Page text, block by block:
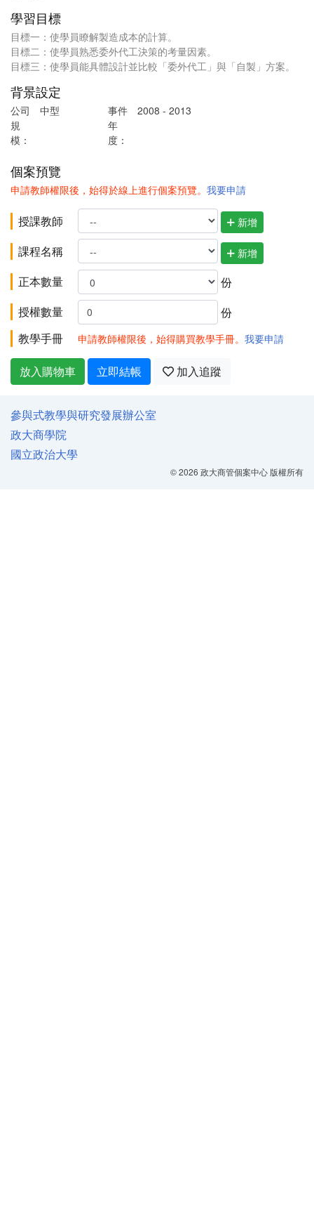
學習目標
目標一：使學員瞭解製造成本的計算。
目標二：使學員熟悉委外代工決策的考量因素。
目標三：使學員能具體設計並比較「委外代工」與「自製」方案。
背景設定
公司
規
模：
中型
事件
年
度：
2008 - 2013
個案預覽
申請教師權限後，始得於線上進行個案預覽。 我要申請
授課教師 新增
課程名稱 新增
正本數量
份
授權數量
份
教學手冊
申請教師權限後，始得購買教學手冊。 我要申請
放入購物車 立即結帳 加入追蹤
參與式教學與研究發展辦公室
政大商學院
國立政治大學
© 2026 政大商管個案中心 版權所有